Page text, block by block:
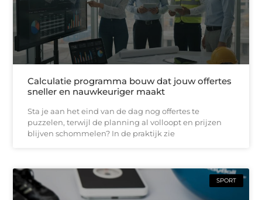
Calculatie programma bouw dat jouw offertes
sneller en nauwkeuriger maakt
Sta je aan het eind van de dag nog offertes te
puzzelen, terwijl de planning al volloopt en prijzen
blijven schommelen? In de praktijk zie
SPORT